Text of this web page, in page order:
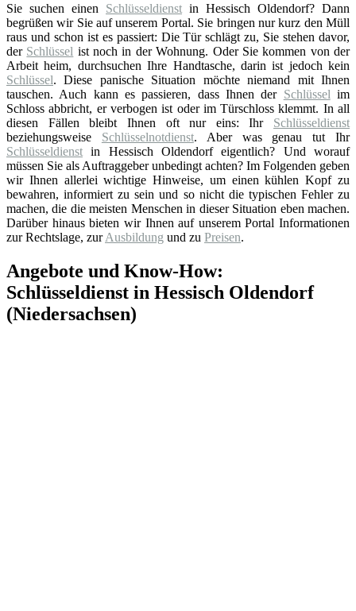
Sie suchen einen Schlüsseldienst in Hessisch Oldendorf? Dann
begrüßen wir Sie auf unserem Portal. Sie bringen nur kurz den Müll
raus und schon ist es passiert: Die Tür schlägt zu, Sie stehen davor,
der Schlüssel ist noch in der Wohnung. Oder Sie kommen von der
Arbeit heim, durchsuchen Ihre Handtasche, darin ist jedoch kein
Schlüssel. Diese panische Situation möchte niemand mit Ihnen
tauschen. Auch kann es passieren, dass Ihnen der Schlüssel im
Schloss abbricht, er verbogen ist oder im Türschloss klemmt. In all
diesen Fällen bleibt Ihnen oft nur eins: Ihr Schlüsseldienst
beziehungsweise Schlüsselnotdienst. Aber was genau tut Ihr
Schlüsseldienst in Hessisch Oldendorf eigentlich? Und worauf
müssen Sie als Auftraggeber unbedingt achten? Im Folgenden geben
wir Ihnen allerlei wichtige Hinweise, um einen kühlen Kopf zu
bewahren, informiert zu sein und so nicht die typischen Fehler zu
machen, die die meisten Menschen in dieser Situation eben machen.
Darüber hinaus bieten wir Ihnen auf unserem Portal Informationen
zur Rechtslage, zurAusbildung und zu Preisen.
Angebote und Know-How:
Schlüsseldienst in Hessisch Oldendorf
(Niedersachsen)